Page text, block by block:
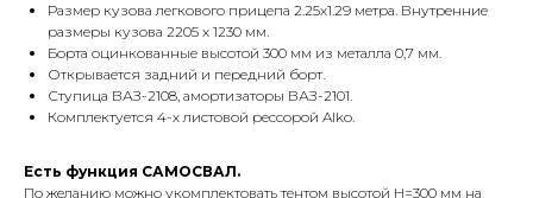
Размер кузова легкового прицепа 2.25х1.29 метра. Внутренние
размеры кузова 2205 х 1230 мм.
Борта оцинкованные высотой 300 мм из металла 0,7 мм.
Открывается задний и передний борт.
Ступица ВАЗ-2108, амортизаторы ВАЗ-2101.
Комплектуется 4-х листовой рессорой Alko.
Есть функция САМОСВАЛ.
По желанию можно укомплектовать тентом высотой H=300 мм на